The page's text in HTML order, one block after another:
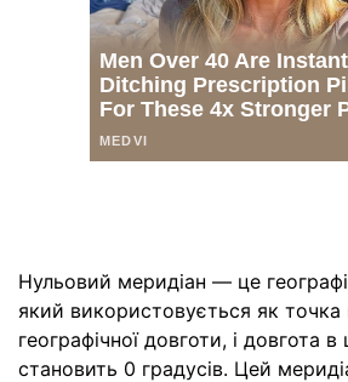
Нульовий меридіан — це
який використовується як точка
географічної довготи, і довгота в
становить 0 градусів. Цей